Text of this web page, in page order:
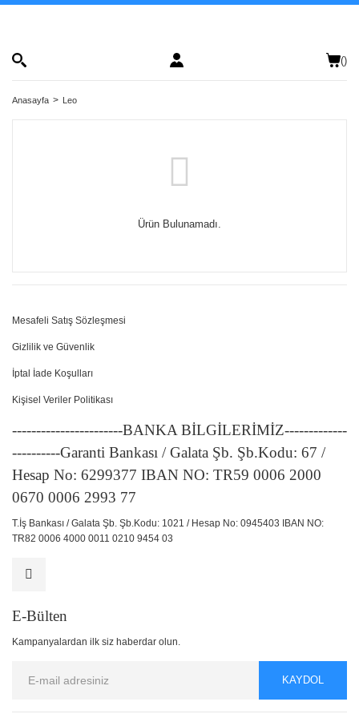
()
Anasayfa Leo
Ürün Bulunamadı.
Mesafeli Satış Sözleşmesi
Gizlilik ve Güvenlik
İptal İade Koşulları
Kişisel Veriler Politikası
-----------------------BANKA BİLGİLERİMİZ-------------
----------Garanti Bankası / Galata Şb. Şb.Kodu: 67 /
Hesap No: 6299377 IBAN NO: TR59 0006 2000
0670 0006 2993 77
T.İş Bankası / Galata Şb. Şb.Kodu: 1021 / Hesap No: 0945403 IBAN NO:
TR82 0006 4000 0011 0210 9454 03
E-Bülten
Kampanyalardan ilk siz haberdar olun.
KAYDOL